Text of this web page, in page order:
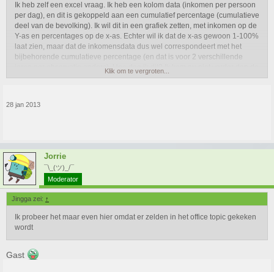
Ik heb zelf een excel vraag. Ik heb een kolom data (inkomen per persoon
per dag), en dit is gekoppeld aan een cumulatief percentage (cumulatieve
deel van de bevolking). Ik wil dit in een grafiek zetten, met inkomen op de
Y-as en percentages op de x-as. Echter wil ik dat de x-as gewoon 1-100%
laat zien, maar dat de inkomensdata dus wel correspondeert met het
bijbehorende cumulatieve percentage (en dat is voor 2 verschillende
jaren per observatie anders). Hoe doe ik dit? Ik kom nu niet verder dan de
inkomensdata op de Y-as en het corresponderende cumulatieve
Klik om te vergroten...
28 jan 2013
Jorrie
¯\_(ツ)_/¯
Moderator
Jingga zei: ↑
Ik probeer het maar even hier omdat er zelden in het office topic gekeken
wordt
Gast